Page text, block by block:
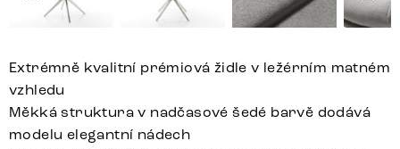
Extrémně kvalitní prémiová židle v ležérním matném
vzhledu
Měkká struktura v nadčasové šedé barvě dodává
modelu elegantní nádech